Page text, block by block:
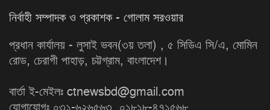
নির্বাহী সম্পাদক ও প্রকাশক - গোলাম সরওয়ার
প্রধান কার্যালয় - লুসাই ভবন(৩য় তলা) , ৫ সিডিএ সি/এ, মোমিন
রোড, চেরাগী পাহাড়, চট্টগ্রাম, বাংলাদেশ।
বার্তা ই-মেইলঃ ctnewsbd@gmail.com